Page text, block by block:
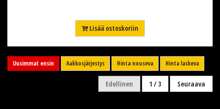
Lisää ostoskoriin
Uusimmat ensin Aakkosjärjestys Hinta nouseva Hinta laskeva
Edellinen 1 / 3 Seuraava